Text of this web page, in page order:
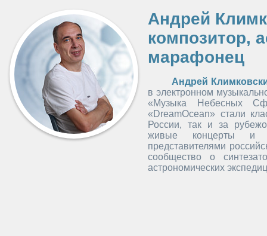
Андрей
композитор,
марафонец
Андрей
в электронном
«Музыка Небесных
«DreamOcean» стали
России, так и за
живые концерты и
представителями
сообщество о
астрономических